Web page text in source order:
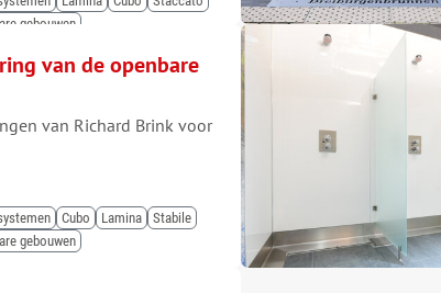
gebouwen
van de openbare
van Richard Brink voor
Cubo Lamina
Stabile
gebouwen